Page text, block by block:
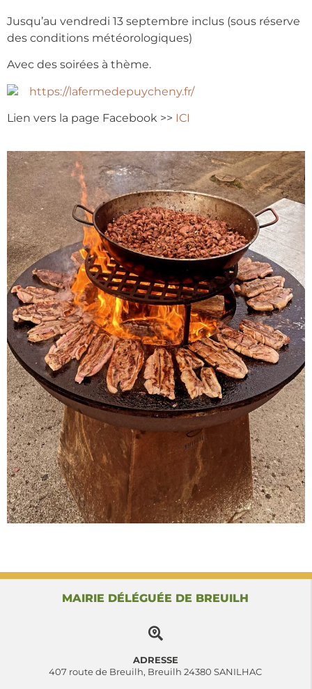
Jusqu’au vendredi 13 septembre inclus (sous réserve
des conditions météorologiques)
Avec des soirées à thème.
https://lafermedepuycheny.fr/
Lien vers la page Facebook >> ICI
MAIRIE DÉLÉGUÉE DE BREUILH
ADRESSE
407 route de Breuilh, Breuilh 24380 SANILHAC